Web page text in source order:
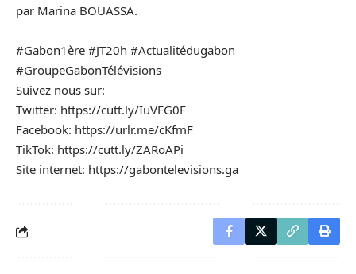
par Marina BOUASSA.
#Gabon1ère #JT20h #Actualitédugabon
#GroupeGabonTélévisions
Suivez nous sur:
Twitter: https://cutt.ly/IuVFG0F
Facebook: https://urlr.me/cKfmF
TikTok: https://cutt.ly/ZARoAPi
Site internet: https://gabontelevisions.ga